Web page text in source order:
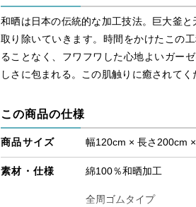
和晒は日本の伝統的な加工技法。巨大釜
取り除いていきます。時間をかけたこの
ることなく、フワフワした心地よいガー
しさに包まれる。この肌触りに癒されてく
この商品の仕様
商品サイズ 幅120cm × 長さ200cm
素材・仕様 綿100％和晒加工
全周ゴムタイプ